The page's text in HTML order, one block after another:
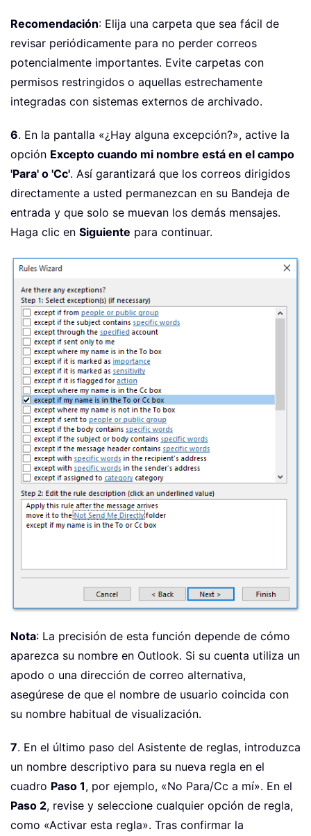
Recomendación: Elija una carpeta que sea fácil de
revisar periódicamente para no perder correos
potencialmente importantes. Evite carpetas con
permisos restringidos o aquellas estrechamente
integradas con sistemas externos de archivado.
6. En la pantalla «¿Hay alguna excepción?», active la
opción Excepto cuando mi nombre está en el campo
'Para' o 'Cc'. Así garantizará que los correos dirigidos
directamente a usted permanezcan en su Bandeja de
entrada y que solo se muevan los demás mensajes.
Haga clic en Siguiente para continuar.
Nota: La precisión de esta función depende de cómo
aparezca su nombre en Outlook. Si su cuenta utiliza un
apodo o una dirección de correo alternativa,
asegúrese de que el nombre de usuario coincida con
su nombre habitual de visualización.
7. En el último paso del Asistente de reglas, introduzca
un nombre descriptivo para su nueva regla en el
cuadro Paso 1, por ejemplo, «No Para/Cc a mí». En el
Paso 2, revise y seleccione cualquier opción de regla,
como «Activar esta regla». Tras confirmar la